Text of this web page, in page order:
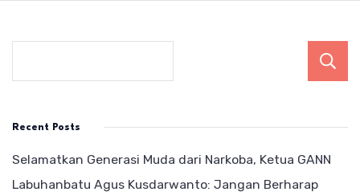
Recent Posts
Selamatkan Generasi Muda dari Narkoba, Ketua GANN
Labuhanbatu Agus Kusdarwanto: Jangan Berharap